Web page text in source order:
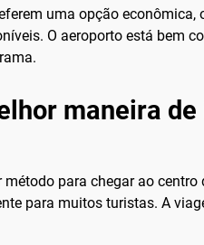
uma opção
O aeroporto está bem
maneira
para chegar ao
para muitos turistas. A